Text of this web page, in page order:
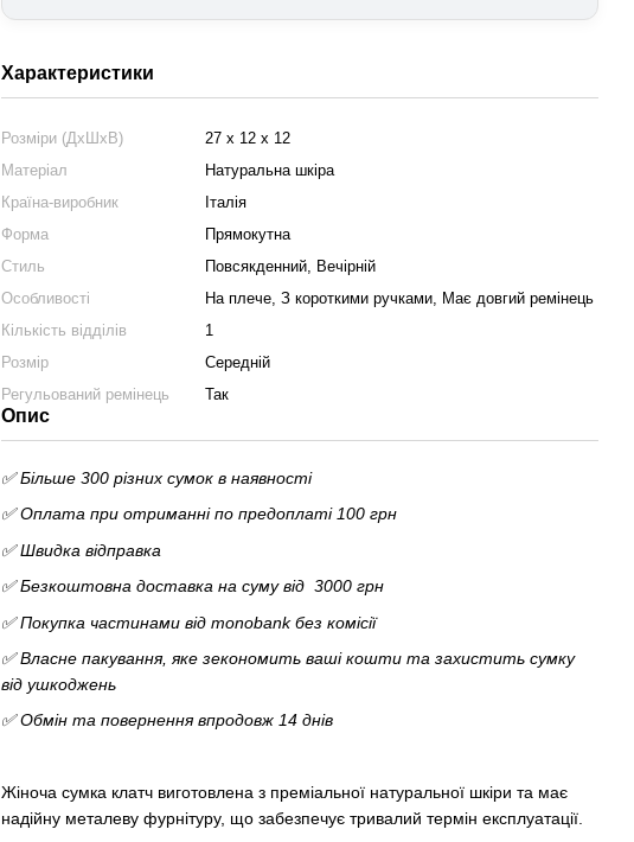
Характеристики
Розміри (ДхШхВ)
27 x 12 x 12
Матеріал
Натуральна шкіра
Країна-виробник
Італія
Форма
Прямокутна
Стиль
Повсякденний, Вечірній
Особливості
На плече, З короткими ручками, Має довгий ремінець
Кількість відділів
1
Розмір
Середній
Регульований ремінець
Так
Опис
✅ Більше 300 різних сумок в наявності
✅ Оплата при отриманні по предоплаті 100 грн
✅ Швидка відправка
✅ Безкоштовна доставка на суму від 3000 грн
✅ Покупка частинами від monobank без комісії
✅ Власне пакування, яке зекономить ваші кошти та захистить сумку
від ушкоджень
✅ Обмін та повернення впродовж 14 днів
Жіноча сумка клатч виготовлена з преміальної натуральної шкіри та має
надійну металеву фурнітуру, що забезпечує тривалий термін експлуатації.